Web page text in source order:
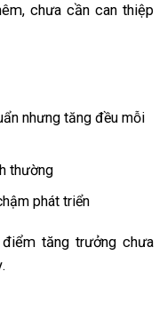
chưa cần can thiệp
nhưng tăng đều mỗi
thường
phát triển
tăng trưởng chưa